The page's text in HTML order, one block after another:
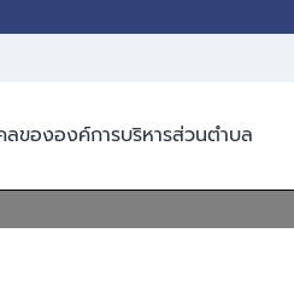
ลขององค์การบริหารส่วนตำบล